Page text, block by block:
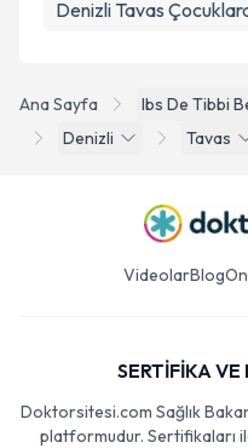
Ana Sayfa
Ibs De Tibbi
Denizli
Tavas
Denizli Tavas
VideolarBlog
SERTİFİKA
Doktorsitesi.com Sağlık
platformudur. Sertifikaları